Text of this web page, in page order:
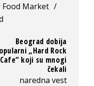
Food Market /
Beograd dobija
„Hard Rock
Cafe“ koji su mnogi
čekali
naredna vest